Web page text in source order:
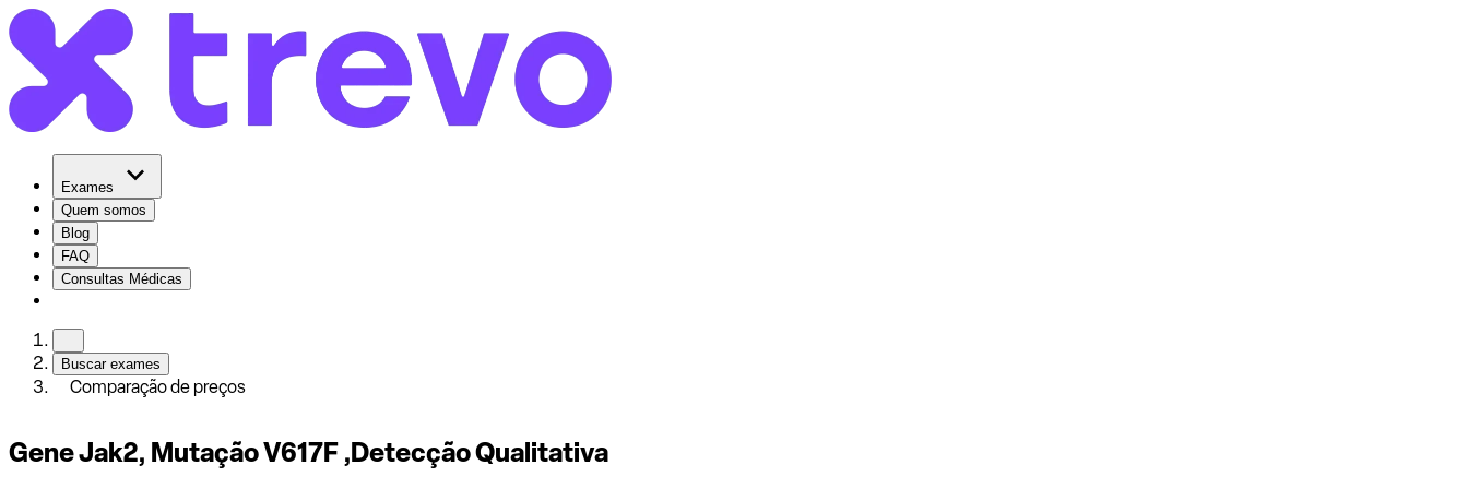
Exames
Quem somos
Blog
FAQ
Consultas Médicas
Buscar exames
Comparação de preços
Gene Jak2, Mutação V617F ,Detecção Qualitativa